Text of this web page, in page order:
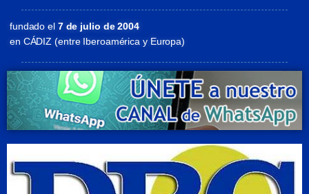
fundado el7 de julio de 2004
en CÁDIZ (entre Iberoamérica y Europa)